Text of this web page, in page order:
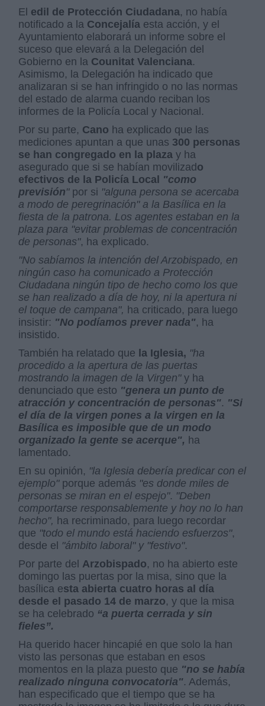
El edil de Protección Ciudadana, no había
notificado a la Concejalía esta acción, y el
Ayuntamiento elaborará un informe sobre el
suceso que elevará a la Delegación del
Gobierno en la Counitat Valenciana.
Asimismo, la Delegación ha indicado que
analizaran si se han infringido o no las normas
del estado de alarma cuando reciban los
informes de la Policía Local y Nacional.
Por su parte, Cano ha explicado que las
mediciones apuntan a que unas 300 personas
se han congregado en la plaza y ha
asegurado que si se habían movilizado
efectivos de la Policía Local "como
previsión"por si "alguna persona se acercaba
a modo de peregrinación" a la Basílica en la
fiesta de la patrona. Los agentes estaban en la
plaza para "evitar problemas de concentración
de personas", ha explicado.
"No sabíamos la intención del Arzobispado, en
ningún caso ha comunicado a Protección
Ciudadana ningún tipo de hecho como los que
se han realizado a día de hoy, ni la apertura ni
el toque de campana", ha criticado, para luego
insistir: "No podíamos prever nada", ha
insistido.
También ha relatado que la Iglesia, "ha
procedido a la apertura de las puertas
mostrando la imagen de la Virgen"y ha
denunciado que esto "genera un punto de
atracción y concentración de personas". "Si
el día de la virgen pones a la virgen en la
Basílica es imposible que de un modo
organizado la gente se acerque", ha
lamentado.
En su opinión, "la Iglesia debería predicar con el
ejemplo"porque además "es donde miles de
personas se miran en el espejo". "Deben
comportarse responsablemente y hoy no lo han
hecho", ha recriminado, para luego recordar
que "todo el mundo está haciendo esfuerzos",
desde el "ámbito laboral" y "festivo".
Por parte del Arzobispado, no ha abierto este
domingo las puertas por la misa, sino que la
basílica esta abierta cuatro horas al día
desde el pasado 14 de marzo, y que la misa
se ha celebrado “a puerta cerrada y sin
fieles”.
Ha querido hacer hincapié en que solo la han
visto las personas que estaban en esos
momentos en la plaza puesto que "no se había
realizado ninguna convocatoria". Además,
han especificado que el tiempo que se ha